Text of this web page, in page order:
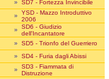
» SD7 - Fortezza Invincibile
» YSD - Mazzo Introduttivo
2006
» SD6 - Giudizio
dell'Incantatore
» SD5 - Trionfo del Guerriero
» SD4 - Furia dagli Abissi
» SD3 - Fiammata di
Distruzione